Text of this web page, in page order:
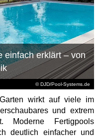
© DJD/Pool-Systems.de
einfach erklärt – von
wirkt auf viele im
und extrem
Moderne Fertigpools
deutlich einfacher und